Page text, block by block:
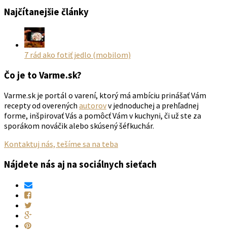
Najčítanejšie články
7 rád ako fotiť jedlo (mobilom)
Čo je to Varme.sk?
Varme.sk je portál o varení, ktorý má ambíciu prinášať Vám
recepty od overených autorovv jednoduchej a prehľadnej
forme, inšpirovať Vás a pomôcť Vám v kuchyni, či už ste za
sporákom nováčik alebo skúsený šéfkuchár.
Kontaktuj nás, tešíme sa na teba
Nájdete nás aj na sociálnych sieťach